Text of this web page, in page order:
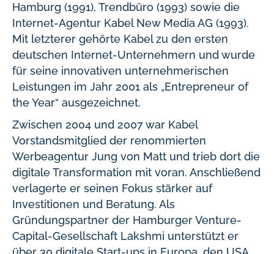
Hamburg (1991), Trendbüro (1993) sowie die
Internet-Agentur Kabel New Media AG (1993).
Mit letzterer gehörte Kabel zu den ersten
deutschen Internet-Unternehmern und wurde
für seine innovativen unternehmerischen
Leistungen im Jahr 2001 als „Entrepreneur of
the Year“ ausgezeichnet.
Zwischen 2004 und 2007 war Kabel
Vorstandsmitglied der renommierten
Werbeagentur Jung von Matt und trieb dort die
digitale Transformation mit voran. Anschließend
verlagerte er seinen Fokus stärker auf
Investitionen und Beratung. Als
Gründungspartner der Hamburger Venture-
Capital-Gesellschaft Lakshmi unterstützt er